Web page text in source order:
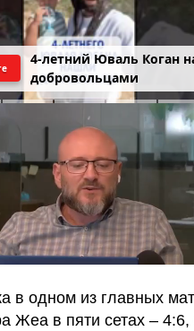
4-летний Юваль Коган
добровольцами
в одном из главных
Жеа в пяти сетах – 4:6,